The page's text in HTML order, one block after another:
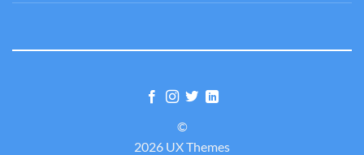
©
2026 UX Themes